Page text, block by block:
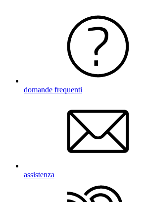
domande frequenti
assistenza